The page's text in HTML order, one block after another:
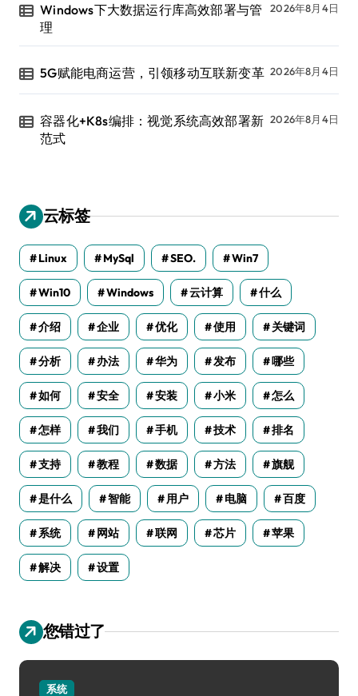
Windows下大数据运行库高效部署与管
理
2026年8月4日
5G赋能电商运营，引领移动互联新变革 2026年8月4日
容器化+K8s编排：视觉系统高效部署新
范式
2026年8月4日
云标签
Linux MySql SEO. Win7
Win10 Windows 云计算 什么
介绍 企业 优化 使用 关键词
分析 办法 华为 发布 哪些
如何 安全 安装 小米 怎么
怎样 我们 手机 技术 排名
支持 教程 数据 方法 旗舰
是什么 智能 用户 电脑 百度
系统 网站 联网 芯片 苹果
解决 设置
您错过了
系统